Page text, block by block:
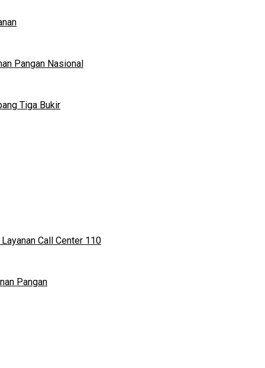
Pangan Nasional
Tiga Bukir
Call Center 110
Pangan